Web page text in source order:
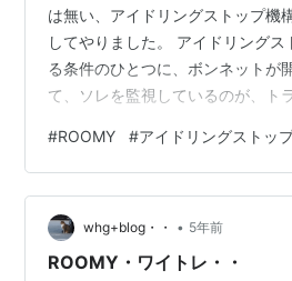
は無い、アイドリングストップ機
してやりました。 アイドリング
る条件のひとつに、ボンネットが
て、ソレを監視しているのが、ト
と、このスイッチがメイクして
いているね！ ならエンジンの停止
しないよ」と判断する訳です。こ
ログラム。単純だけど実に効果的
くのクルマが同様の機能を有して
#ROOMY #アイドリングストッ
whg+blog・・ • 5年前
ROOMY・ワイトレ・・